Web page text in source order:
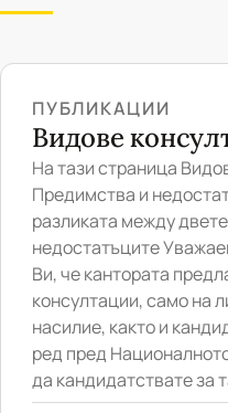
ПУБЛИКАЦИИ
Видове
На тази страница
Предимства и
разликата между
недостатъците
Ви, че кантората
консултации, само на
насилие, както и
ред пред
да кандидатствате за